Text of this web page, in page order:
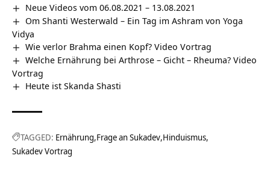
Neue Videos vom 06.08.2021 – 13.08.2021
Om Shanti Westerwald – Ein Tag im Ashram von Yoga
Vidya
Wie verlor Brahma einen Kopf? Video Vortrag
Welche Ernährung bei Arthrose – Gicht – Rheuma? Video
Vortrag
Heute ist Skanda Shasti
TAGGED: Ernährung Frage an Sukadev Hinduismus
Sukadev Vortrag